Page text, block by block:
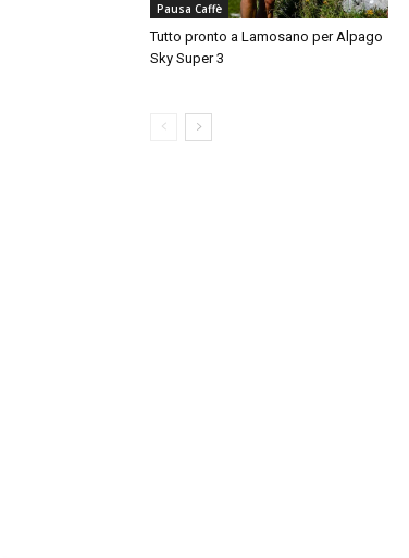
Pausa Caffè
Tutto pronto a Lamosano per Alpago
Sky Super 3